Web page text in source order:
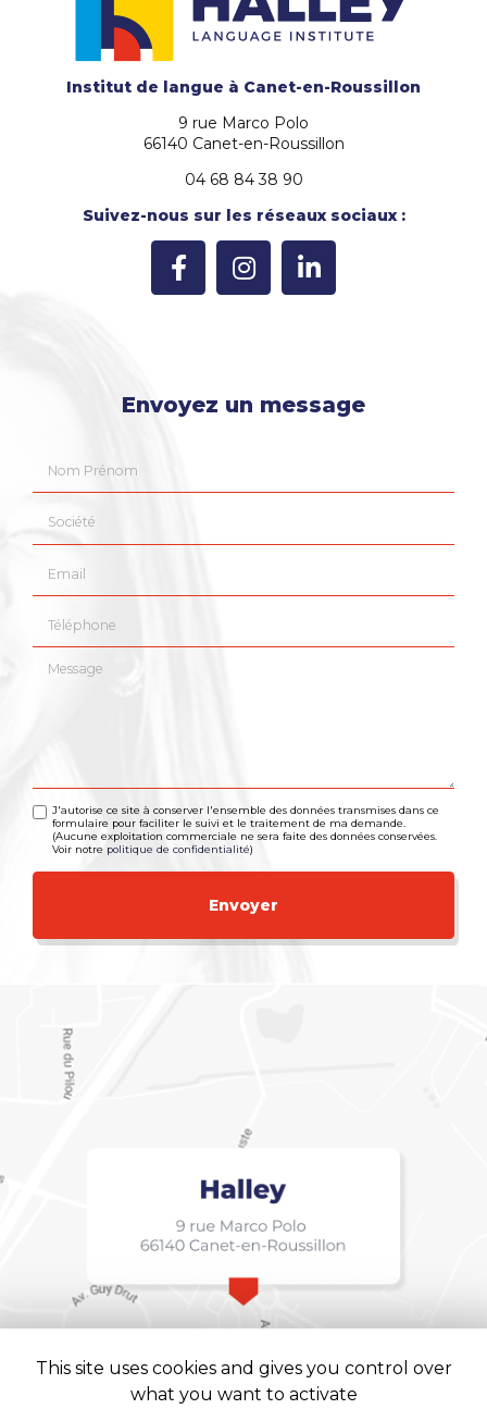
Institut de langue à Canet-en-Roussillon
9 rue Marco Polo
66140 Canet-en-Roussillon
04 68 84 38 90
Suivez-nous sur les réseaux sociaux :
Envoyez un message
Message
J'autorise ce site à conserver l'ensemble des données transmises dans ce
formulaire pour faciliter le suivi et le traitement de ma demande.
(Aucune exploitation commerciale ne sera faite des données conservées.
Voir notre politique de confidentialité)
This site uses cookies and gives you control over
what you want to activate